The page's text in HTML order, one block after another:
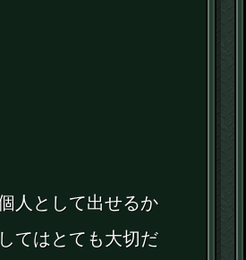
人として出せるか
てはとても大切だ